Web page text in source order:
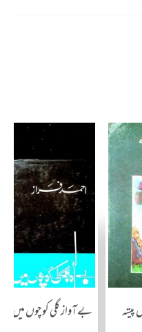
بے آواز گلی کوچوں میں